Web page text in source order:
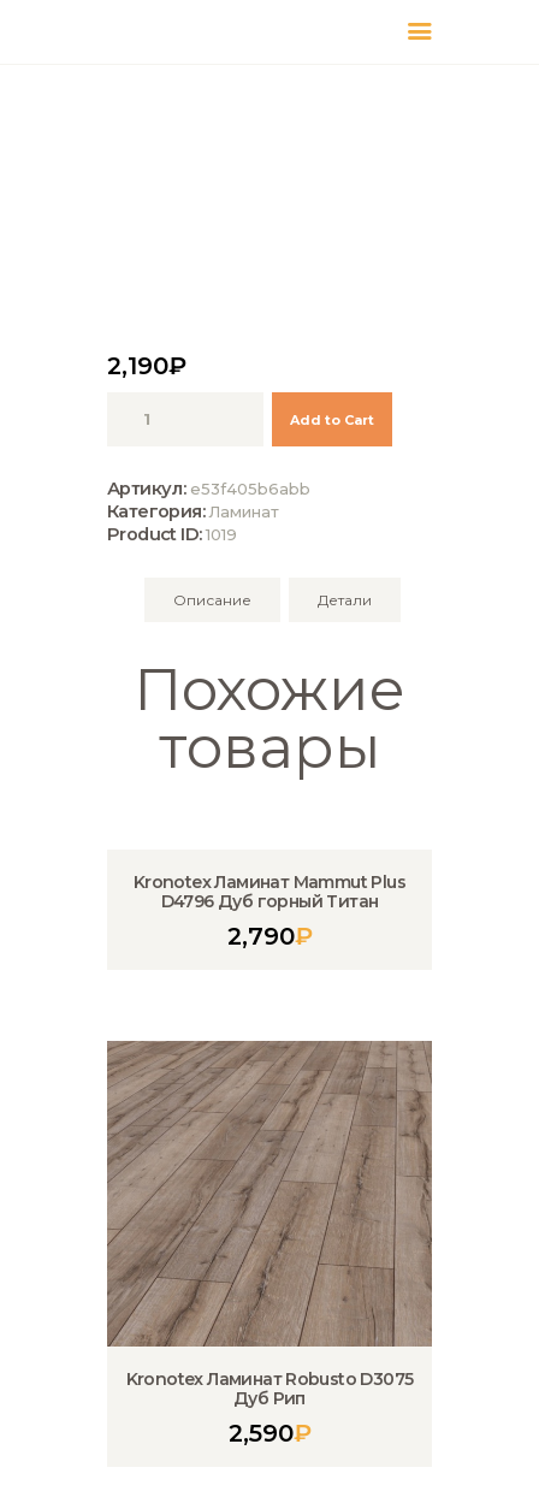
2,190₽
Kronotex
D4954
Дуб
Премиум
Add to Cart
Артикул: e53f405b6abb
Категория: Ламинат
Product ID:1019
Описание Детали
Похожие
товары
Kronotex Ламинат Mammut Plus
D4796 Дуб горный Титан
2,790₽
Kronotex Ламинат Robusto D3075
Дуб Рип
2,590₽